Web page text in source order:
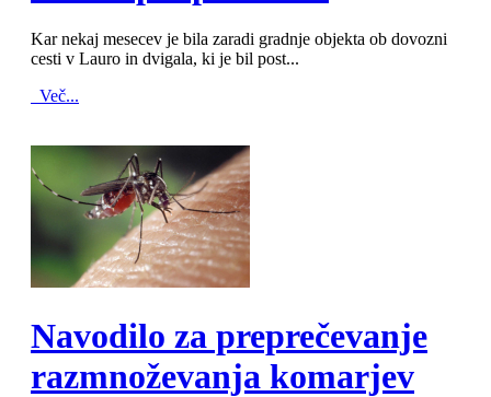
Kar nekaj mesecev je bila zaradi gradnje objekta ob dovozni
cesti v Lauro in dvigala, ki je bil post...
Več...
Navodilo za preprečevanje
razmnoževanja komarjev